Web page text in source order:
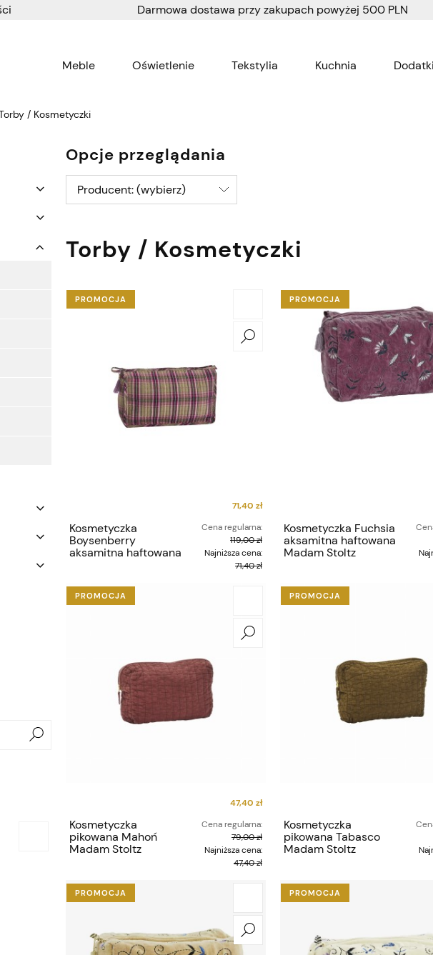
Darmowa dostawa przy zakupach powyżej 500 PLN
Meble Oświetlenie Tekstylia Kuchnia
/ Kosmetyczki
Opcje przeglądania
Producent: (wybierz)
Torby / Kosmetyczki
Kosmetyczka
Boysenberry
aksamitna haftowana
71,40 zł
Cena regularna:
119,00 zł
Najniższa cena:
71,40 zł
PROMOCJA
Kosmetyczka Fuchsia
aksamitna haftowana
Madam Stoltz
PROMOCJA
Kosmetyczka
pikowana Mahoń
Madam Stoltz
47,40 zł
Cena regularna:
79,00 zł
Najniższa cena:
47,40 zł
PROMOCJA
Kosmetyczka
pikowana Tabasco
Madam Stoltz
PROMOCJA
PROMOCJA PROMOCJA